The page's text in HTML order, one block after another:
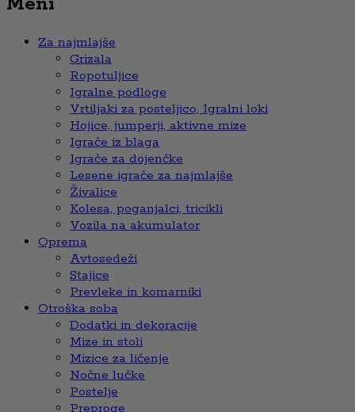
Za najmlajše
Grizala
Ropotuljice
Igralne podloge
Vrtiljaki za posteljico, Igralni loki
Hojice, jumperji, aktivne mize
Igrače iz blaga
Igrače za dojenčke
Lesene igrače za najmlajše
Živalice
Kolesa, poganjalci, tricikli
Vozila na akumulator
Oprema
Avtosedeži
Stajice
Prevleke in komarniki
Otroška soba
Dodatki in dekoracije
Mize in stoli
Mizice za ličenje
Nočne lučke
Postelje
Preproge